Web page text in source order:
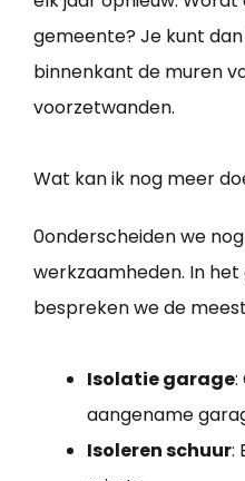
gemeente? Je kunt
binnenkant de muren
voorzetwanden.
Wat kan ik nog meer
0onderscheiden we
werkzaamheden. In
bespreken we de
Isolatie garage:
aangename
Isoleren schuur: